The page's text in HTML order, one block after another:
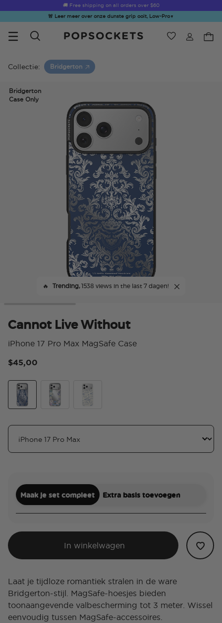
🚚 Free shipping on all orders over $60
🚨 Leer meer over onze dunste grip ooit, Low-Pro▼
Verlanglijst
Hello Kitty®
and Friends
Collectie: Bridgerton
Bridgerton
Case Only
🔥 Trending,1538 views in the last 7 dagen!
Cannot Live Without
iPhone 17 Pro Max MagSafe Case
$45,00
Maak je set compleet Extra basis toevoegen
In winkelwagen
Laat je tijdloze romantiek stralen in de ware
Bridgerton-stijl. MagSafe-hoesjes bieden
toonaangevende valbescherming tot 3 meter. Wissel
eenvoudig tussen MagSafe-accessoires.